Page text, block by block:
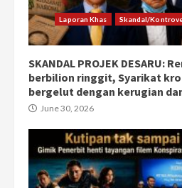
Laporan Khas Skandal/
SKANDAL PROJEK DESARU:
berbilion ringgit, Syarikat
bergelut dengan kerugian
June 30, 2026